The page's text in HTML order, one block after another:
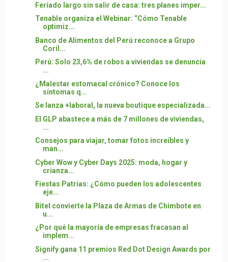
Feriado largo sin salir de casa: tres planes imper...
Tenable organiza el Webinar: “Cómo Tenable
optimiz...
Banco de Alimentos del Perú reconoce a Grupo
Coril...
Perú: Solo 23,6% de robos a viviendas se denuncia
...
¿Malestar estomacal crónico? Conoce los
síntomas q...
Se lanza +laboral, la nueva boutique especializada...
El GLP abastece a más de 7 millones de viviendas,
...
Consejos para viajar, tomar fotos increíbles y
man...
Cyber Wow y Cyber Days 2025: moda, hogar y
crianza...
Fiestas Patrias: ¿Cómo pueden los adolescentes
eje...
Bitel convierte la Plaza de Armas de Chimbote en
u...
¿Por qué la mayoría de empresas fracasan al
implem...
Signify gana 11 premios Red Dot Design Awards por
...